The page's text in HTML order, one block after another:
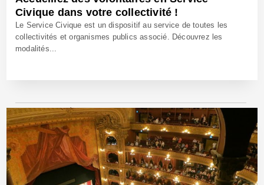
Civique dans votre collectivité !
Le Service Civique est un dispositif au service de toutes les
collectivités et organismes publics associé. Découvrez les
modalités...
12 Mai 2021 - Réf: BW40845